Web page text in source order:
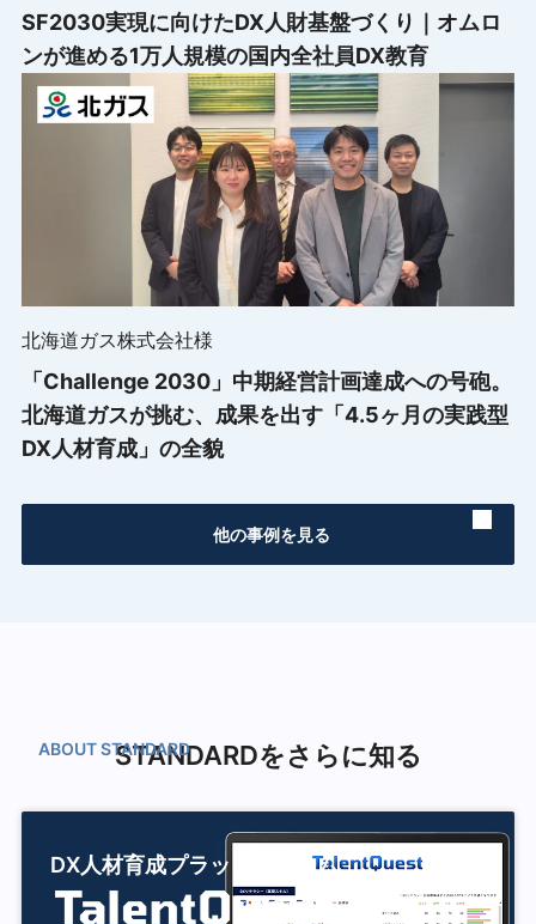
SF2030実現に向けたDX人財基盤づくり｜オムロ
ンが進める1万人規模の国内全社員DX教育
北海道ガス株式会社様
「Challenge 2030」中期経営計画達成への号砲。
北海道ガスが挑む、成果を出す「4.5ヶ月の実践型
DX人材育成」の全貌
他の事例を見る
STANDARDをさらに知る
DX人材育成プラットフォーム